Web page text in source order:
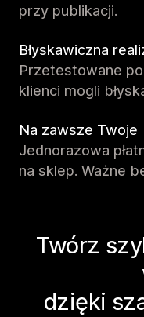
przy publikacji.
Błyskawiczna
Przetestowane
klienci mogli
Na zawsze Twoje
Jednorazowa
na sklep. Ważne
Twórz
dzięki